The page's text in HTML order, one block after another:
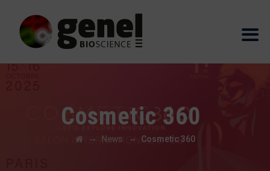
Cosmetic 360
→ News → Cosmetic 360